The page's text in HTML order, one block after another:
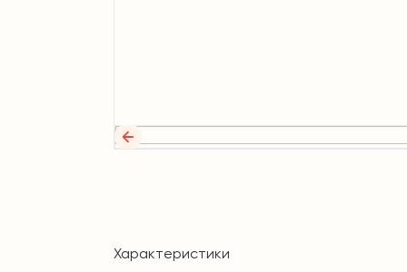
Характеристики